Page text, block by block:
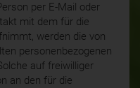
per E-Mail oder
mit dem für die
werden die von
personenbezogenen
auf freiwilliger
an den für die